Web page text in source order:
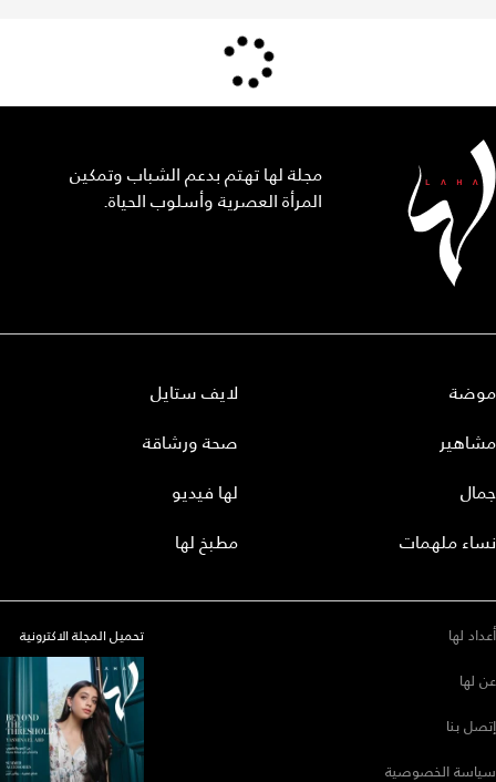
مجلة لها تهتم بدعم الشباب وتمكين
المرأة العصرية وأسلوب الحياة.
موضة
مشاهير
جمال
نساء ملهمات
لايف ستايل
صحة ورشاقة
لها فيديو
مطبخ لها
أعداد لها
عن لها
إتصل بنا
سياسة الخصوصية
تحميل المجلة الاكترونية